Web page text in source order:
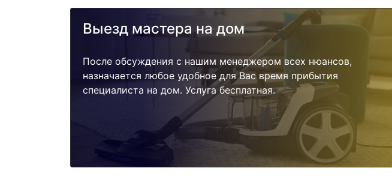
Выезд мастера на дом
После обсуждения с нашим менеджером всех нюансов,
назначается любое удобное для Вас время прибытия
специалиста на дом. Услуга бесплатная.